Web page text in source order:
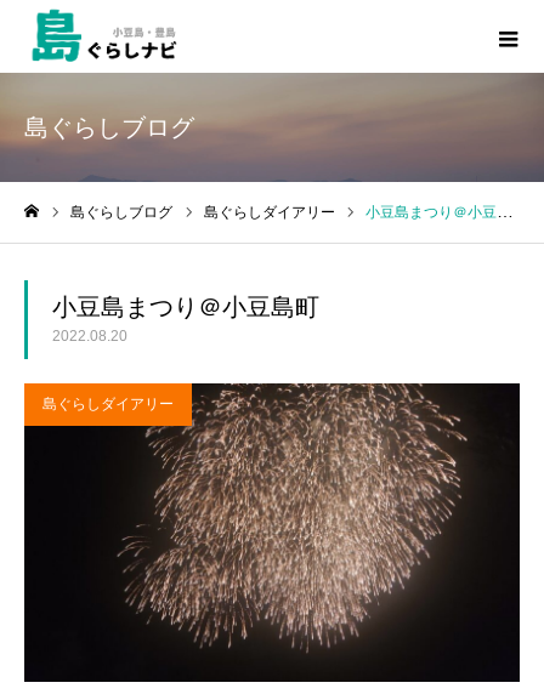
島ぐらしブログ
島ぐらしブログ 島ぐらしダイアリー 小豆島まつり＠小豆島町
小豆島まつり＠小豆島町
2022.08.20
島ぐらしダイアリー